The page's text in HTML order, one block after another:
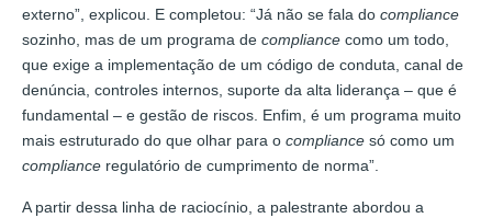
externo”, explicou. E completou: “Já não se fala do compliance
sozinho, mas de um programa de compliance como um todo,
que exige a implementação de um código de conduta, canal de
denúncia, controles internos, suporte da alta liderança – que é
fundamental – e gestão de riscos. Enfim, é um programa muito
mais estruturado do que olhar para o compliance só como um
compliance regulatório de cumprimento de norma”.
A partir dessa linha de raciocínio, a palestrante abordou a